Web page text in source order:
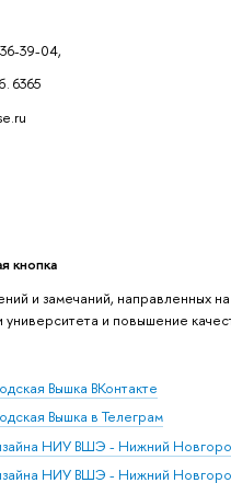
39-04,
6365
кнопка
и замечаний, направленных
университета и повышение
Вышка ВКонтакте
Вышка в Телеграм
НИУ ВШЭ - Нижний
НИУ ВШЭ - Нижний